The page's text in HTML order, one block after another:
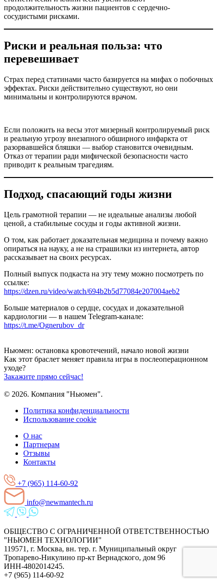
продолжительность жизни пациентов с сердечно-
сосудистыми рисками.
Риски и реальная польза: что
перевешивает
Страх перед статинами часто базируется на мифах о побочных
эффектах. Риски действительно существуют, но они
минимальны и контролируются врачом.
Если положить на весы этот мизерный контролируемый риск
и реальную угрозу внезапного обширного инфаркта от
разорвавшейся бляшки — выбор становится очевидным.
Отказ от терапии ради мифической безопасности часто
приводит к реальным трагедиям.
Подход, спасающий годы жизни
Цель грамотной терапии — не идеальные анализы любой
ценой, а стабильные сосуды и годы активной жизни.
О том, как работает доказательная медицина и почему важно
опираться на науку, а не на страшилки из интернета, автор
рассказывает на своих ресурсах.
Полный выпуск подкаста на эту тему можно посмотреть по
ссылке:
https://dzen.ru/video/watch/694b2b5d77084e207004aeb2
Больше материалов о сердце, сосудах и доказательной
кардиологии — в нашем Telegram-канале:
https://t.me/Ognerubov_dr
Ньюмен: остановка кровотечений, начало новой жизни
Как этот браслет меняет правила игры в послеоперационном
уходе?
Закажите прямо сейчас!
© 2026. Компания "Ньюмен".
Политика конфиденциальности
Использование cookie
О нас
Партнерам
Отзывы
Контакты
+7 (965) 114-60-92
info@newmantech.ru
ОБЩЕСТВО С ОГРАНИЧЕННОЙ ОТВЕТСТВЕННОСТЬЮ
"НЬЮМЕН ТЕХНОЛОГИИ"
119571, г. Москва, вн. тер. г. Муниципальный округ
Тропарево-Никулино пр-кт Вернадского, дом 96
ИНН-4802014245.
+7 (965) 114-60-92